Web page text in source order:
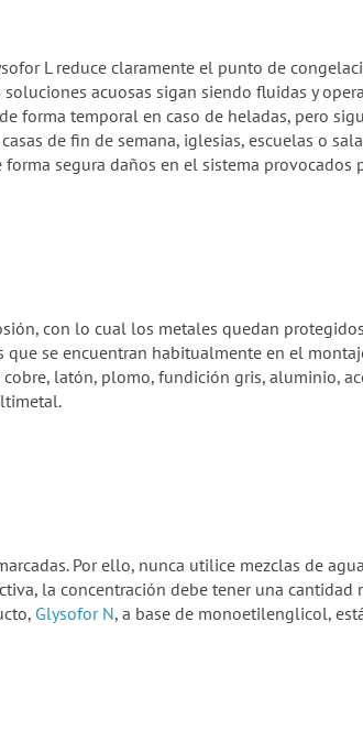
L reduce claramente el punto de
acuosas sigan siendo fluidas y
forma temporal en caso de heladas, pero
de fin de semana, iglesias, escuelas o
segura daños en el sistema
con lo cual los metales quedan
se encuentran habitualmente en el
latón, plomo, fundición gris, aluminio,
Por ello, nunca utilice mezclas de
la concentración debe tener una
Glysofor N, a base de monoetilenglicol,